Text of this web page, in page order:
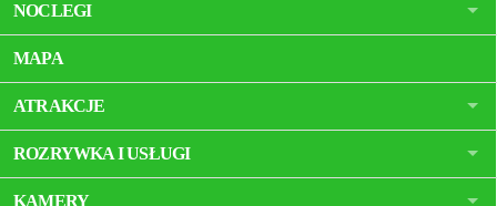
NOCLEGI
MAPA
ATRAKCJE
ROZRYWKA I USŁUGI
KAMERY